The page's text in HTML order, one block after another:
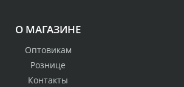
О МАГАЗИНЕ
Оптовикам
Рознице
Контакты